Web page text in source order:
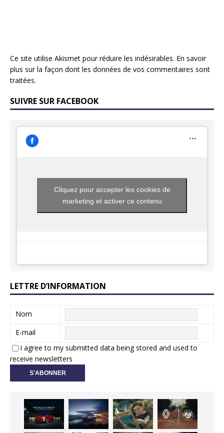
Ce site utilise Akismet pour réduire les indésirables. En savoir
plus sur la façon dont les données de vos commentaires sont
traitées.
SUIVRE SUR FACEBOOK
Cliquez pour accepter les cookies de
marketing et activer ce contenu
LETTRE D’INFORMATION
Nom
E-mail
I agree to my submitted data being stored and used to
receive newsletters